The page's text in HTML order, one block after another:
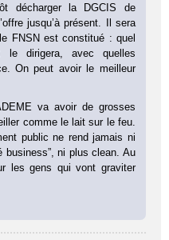
décharger la DGCIS de
jusqu’à présent. Il sera
FNSN est constitué : quel
le dirigera, avec quelles
On peut avoir le meilleur
va avoir de grosses
comme le lait sur le feu.
public ne rend jamais ni
business”, ni plus clean. Au
les gens qui vont graviter